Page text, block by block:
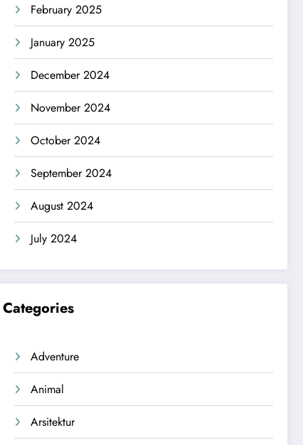
February 2025
January 2025
December 2024
November 2024
October 2024
September 2024
August 2024
July 2024
Categories
Adventure
Animal
Arsitektur